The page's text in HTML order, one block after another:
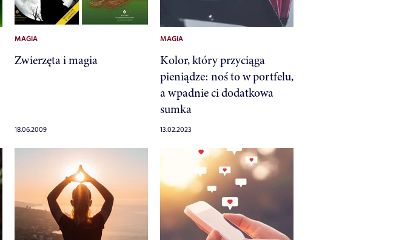
MAGIA
Zwierzęta i magia
18.06.2009
MAGIA
Kolor, który przyciąga
pieniądze: noś to w portfelu,
a wpadnie ci dodatkowa
sumka
13.02.2023